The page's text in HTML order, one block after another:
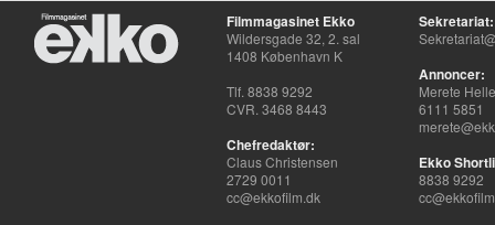
Filmmagasinet Ekko
Wildersgade 32, 2. sal
1408 København K
Tlf. 8838 9292
CVR. 3468 8443
Chefredaktør:
Claus Christensen
2729 0011
cc@ekkofilm.dk
Sekretariat:
Annoncer:
Merete
6111 5851
Ekko
8838 9292